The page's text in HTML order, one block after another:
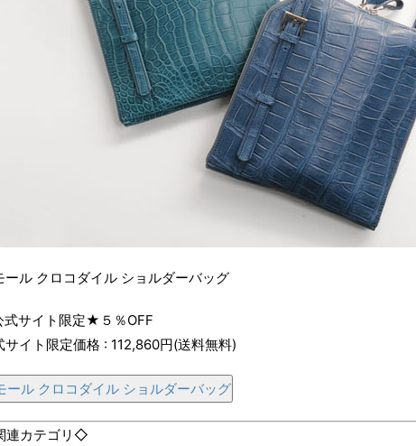
ール クロコダイル ショルダーバッグ
サイト限定★５％OFF
サイト限定価格 : 112,860円(送料無料)
ール クロコダイル ショルダーバッグ
カテゴリ◇